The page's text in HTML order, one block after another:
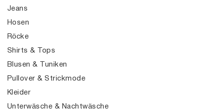
Jeans
Hosen
Röcke
Shirts & Tops
Blusen & Tuniken
Pullover & Strickmode
Kleider
Unterwäsche & Nachtwäsche